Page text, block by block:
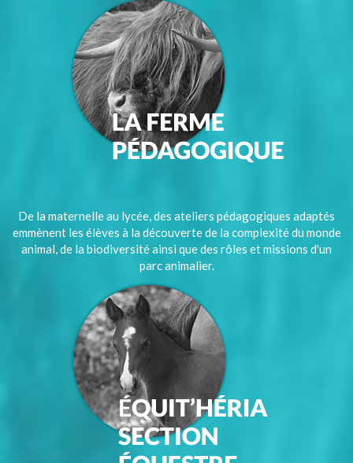
De la maternelle au lycée, des ateliers pédagogiques adaptés
emmènent les élèves à la découverte de la complexité du monde
animal, de la biodiversité ainsi que des rôles et missions d'un
parc animalier.